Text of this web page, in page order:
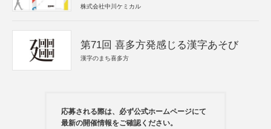
株式会社中川ケミカル
第71回 喜多方発感じる漢字あそび
漢字のまち喜多方
応募される際は、必ず公式ホームページにて
最新の開催情報をご確認ください。